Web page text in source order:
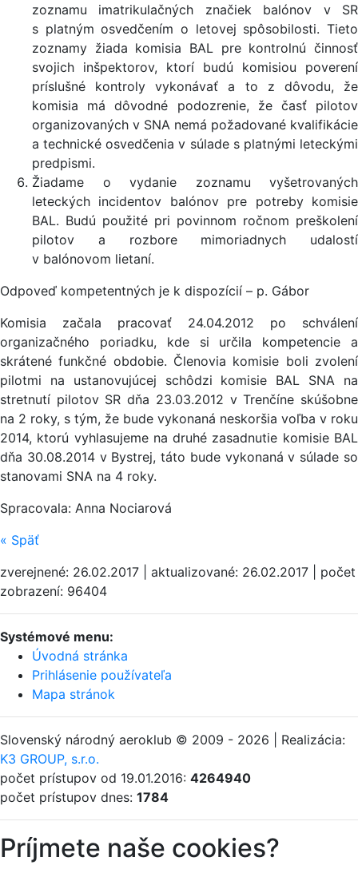
zoznamu imatrikulačných značiek balónov v SR
s platným osvedčením o letovej spôsobilosti. Tieto
zoznamy žiada komisia BAL pre kontrolnú činnosť
svojich inšpektorov, ktorí budú komisiou poverení
príslušné kontroly vykonávať a to z dôvodu, že
komisia má dôvodné podozrenie, že časť pilotov
organizovaných v SNA nemá požadované kvalifikácie
a technické osvedčenia v súlade s platnými leteckými
predpismi.
Žiadame o vydanie zoznamu vyšetrovaných
leteckých incidentov balónov pre potreby komisie
BAL. Budú použité pri povinnom ročnom preškolení
pilotov a rozbore mimoriadnych udalostí
v balónovom lietaní.
Odpoveď kompetentných je k dispozícií – p. Gábor
Komisia začala pracovať 24.04.2012 po schválení
organizačného poriadku, kde si určila kompetencie a
skrátené funkčné obdobie. Členovia komisie boli zvolení
pilotmi na ustanovujúcej schôdzi komisie BAL SNA na
stretnutí pilotov SR dňa 23.03.2012 v Tren­číne skúšobne
na 2 roky, s tým, že bude vykonaná neskoršia voľba v roku
2014, ktorú vyhlasujeme na druhé zasadnutie komisie BAL
dňa 30.08.2014 v Bys­trej, táto bude vykonaná v súlade so
stanovami SNA na 4 roky.
Spracovala: Anna Nociarová
« Späť
zverejnené: 26.02.2017 | aktualizované: 26.02.2017 | počet
zobrazení: 96404
Systémové menu:
Úvodná stránka
Prihlásenie používateľa
Mapa stránok
Slovenský národný aeroklub © 2009 - 2026 | Realizácia:
K3 GROUP, s.r.o.
počet prístupov od 19.01.2016: 4264940
počet prístupov dnes: 1784
Príjmete naše cookies?